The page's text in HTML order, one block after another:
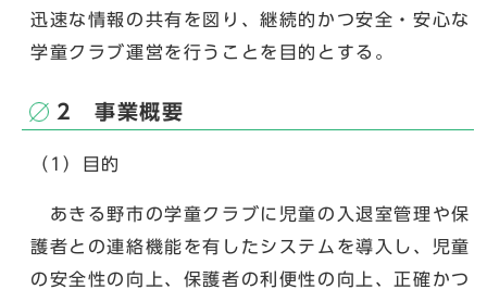
迅速な情報の共有を図り、継続的かつ安全・安心な
学童クラブ運営を行うことを目的とする。
2 事業概要
（1）目的
あきる野市の学童クラブに児童の入退室管理や保
護者との連絡機能を有したシステムを導入し、児童
の安全性の向上、保護者の利便性の向上、正確かつ